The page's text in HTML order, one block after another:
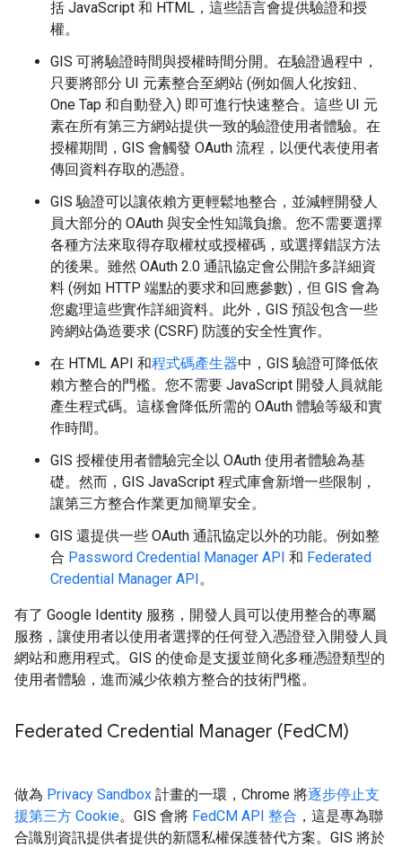
括 JavaScript 和 HTML，這些語言會提供驗證和授
權。
GIS 可將驗證時間與授權時間分開。在驗證過程中，
只要將部分 UI 元素整合至網站 (例如個人化按鈕、
One Tap 和自動登入) 即可進行快速整合。這些 UI 元
素在所有第三方網站提供一致的驗證使用者體驗。在
授權期間，GIS 會觸發 OAuth 流程，以便代表使用者
傳回資料存取的憑證。
GIS 驗證可以讓依賴方更輕鬆地整合，並減輕開發人
員大部分的 OAuth 與安全性知識負擔。您不需要選擇
各種方法來取得存取權杖或授權碼，或選擇錯誤方法
的後果。雖然 OAuth 2.0 通訊協定會公開許多詳細資
料 (例如 HTTP 端點的要求和回應參數)，但 GIS 會為
您處理這些實作詳細資料。此外，GIS 預設包含一些
跨網站偽造要求 (CSRF) 防護的安全性實作。
在 HTML API 和程式碼產生器中，GIS 驗證可降低依
賴方整合的門檻。您不需要 JavaScript 開發人員就能
產生程式碼。這樣會降低所需的 OAuth 體驗等級和實
作時間。
GIS 授權使用者體驗完全以 OAuth 使用者體驗為基
礎。然而，GIS JavaScript 程式庫會新增一些限制，
讓第三方整合作業更加簡單安全。
GIS 還提供一些 OAuth 通訊協定以外的功能。例如整
合 Password Credential Manager API 和 Federated
Credential Manager API。
有了 Google Identity 服務，開發人員可以使用整合的專屬
服務，讓使用者以使用者選擇的任何登入憑證登入開發人員
網站和應用程式。GIS 的使命是支援並簡化多種憑證類型的
使用者體驗，進而減少依賴方整合的技術門檻。
Federated Credential Manager (FedCM)
做為 Privacy Sandbox 計畫的一環，Chrome 將逐步停止支
援第三方 Cookie。GIS 會將 FedCM API 整合 ，這是專為聯
合識別資訊提供者提供的新隱私權保護替代方案。GIS 將於